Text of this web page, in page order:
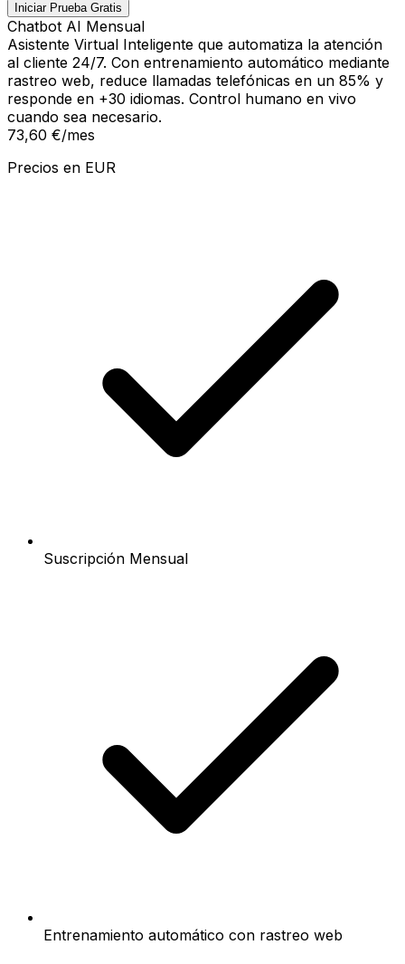
Iniciar Prueba Gratis
Chatbot AI Mensual
Asistente Virtual Inteligente que automatiza la atención
al cliente 24/7. Con entrenamiento automático mediante
rastreo web, reduce llamadas telefónicas en un 85% y
responde en +30 idiomas. Control humano en vivo
cuando sea necesario.
73,60 €/mes
Precios en EUR
Suscripción Mensual
Entrenamiento automático con rastreo web